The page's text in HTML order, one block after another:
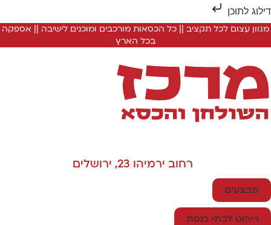
לתוכן
מגוון עצום לכל תקציב || כל הכסאות מורכבים ומוכנים לישיבה || אספקה
בכל הארץ
רחוב ירמיהו 23, ירושלים
מבצעים
ריהוט לבתי כנסת